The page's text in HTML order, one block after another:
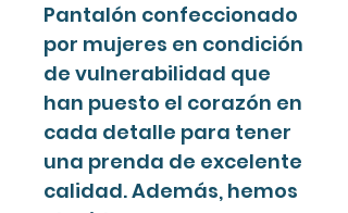
Pantalón confeccionado
por mujeres en condición
de vulnerabilidad que
han puesto el corazón en
cada detalle para tener
una prenda de excelente
calidad. Además, hemos